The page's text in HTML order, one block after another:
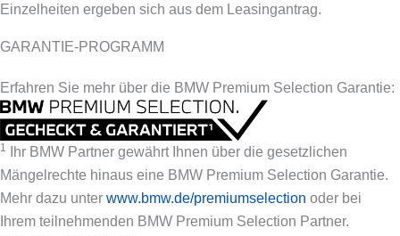
Einzelheiten ergeben sich aus dem Leasingantrag.
GARANTIE-PROGRAMM
Erfahren Sie mehr über die BMW Premium Selection Garantie:
1
Ihr BMW Partner gewährt Ihnen über die gesetzlichen
Mängelrechte hinaus eine BMW Premium Selection Garantie.
Mehr dazu unter www.bmw.de/premiumselection oder bei
Ihrem teilnehmenden BMW Premium Selection Partner.